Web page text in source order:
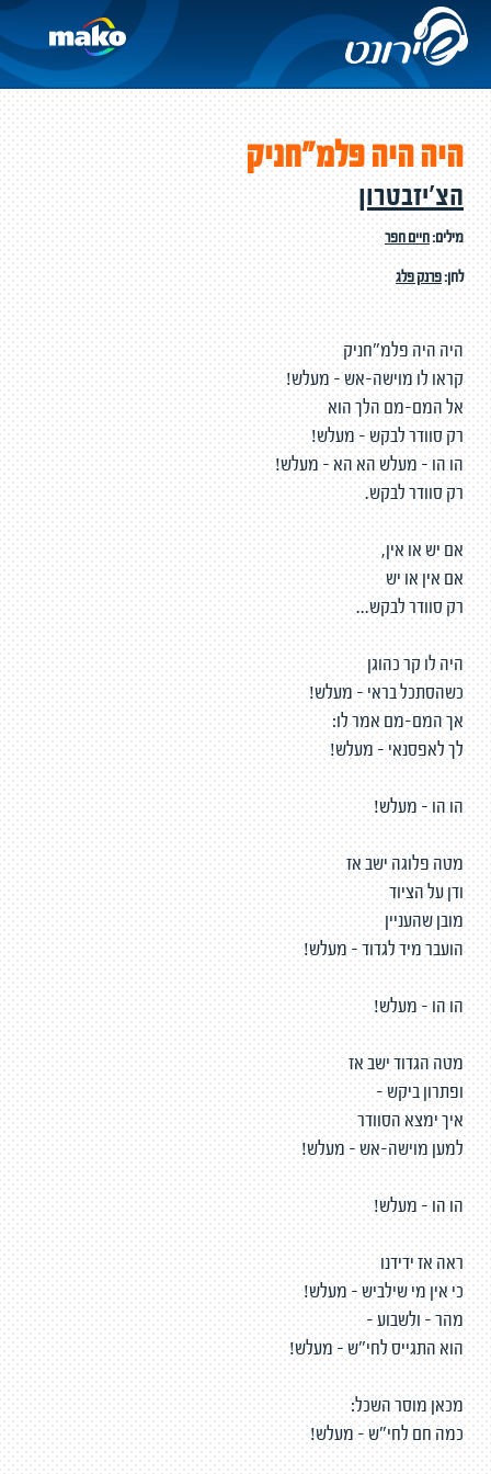
היה היה פלמ"חניק
הצ'יזבטרון
מילים:חיים חפר
לחן:פרנק פלג
היה היה פלמ"חניק
קראו לו מוישה-אש - מעלש!
אל המם-מם הלך הוא
רק סוודר לבקש - מעלש!
הו הו - מעלש הא הא - מעלש!
רק סוודר לבקש.
אם יש או אין,
אם אין או יש
רק סוודר לבקש...
היה לו קר כהוגן
כשהסתכל בראי - מעלש!
אך המם-מם אמר לו:
לך לאפסנאי - מעלש!
הו הו - מעלש!
מטה פלוגה ישב אז
ודן על הציוד
מובן שהעניין
הועבר מיד לגדוד - מעלש!
הו הו - מעלש!
מטה הגדוד ישב אז
ופתרון ביקש -
איך ימצא הסוודר
למען מוישה-אש - מעלש!
הו הו - מעלש!
ראה אז ידידנו
כי אין מי שילביש - מעלש!
מהר - ולשבוע -
הוא התגייס לחי"ש - מעלש!
מכאן מוסר השכל:
כמה חם לחי"ש - מעלש!